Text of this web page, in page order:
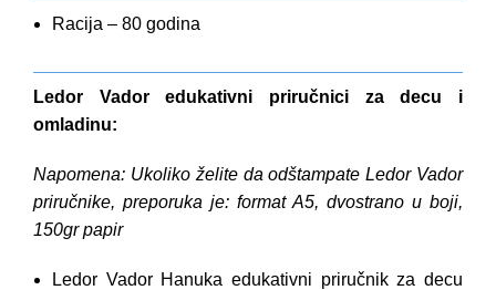
Racija – 80 godina
Ledor Vador edukativni priručnici za decu i
omladinu:
Napomena: Ukoliko želite da odštampate Ledor Vador
priručnike, preporuka je: format A5, dvostrano u boji,
150gr papir
Ledor Vador Hanuka edukativni priručnik za decu